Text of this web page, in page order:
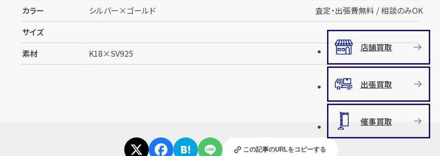
カラー
シルバー×ゴールド
サイズ
素材
K18×SV925
この記事のURLをコピーする
査定・出張費無料 / 相談のみOK
店舗買取
出張買取
催事買取